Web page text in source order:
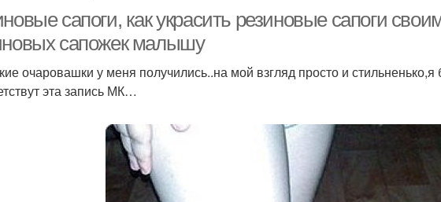
сапоги, как украсить резиновые сапоги
сапожек малышу
очаровашки у меня получились..на мой взгляд просто и
эта запись МК…